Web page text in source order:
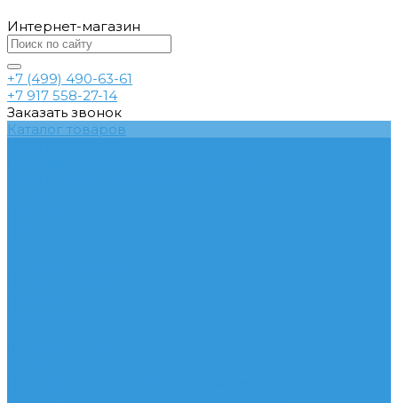
Интернет-магазин
+7 (499) 490-63-61
+7 917 558-27-14
Заказать звонок
Каталог товаров